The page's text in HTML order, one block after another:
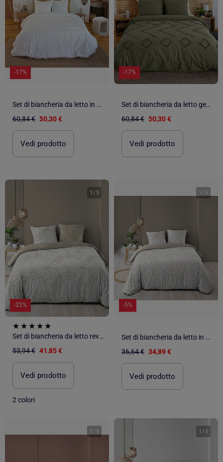
-17%
Set di biancheria da letto in cotone lavato con motivo geometrico astratto
60,84 € 50,30 €
Vedi prodotto
-17%
Set di biancheria da letto geometrica in cotone trapuntato
60,84 € 50,30 €
Vedi prodotto
1 / 5
-22%
Set di biancheria da letto reversibile in cotone con motivo a fogliame
53,94 € 41,85 €
Vedi prodotto
2 colori
1 / 5
-5%
Set di biancheria da letto in cotone 3 pezzi con disegno di piccole foglie + federe
36,64 € 34,89 €
Vedi prodotto
1 / 5 1 / 5